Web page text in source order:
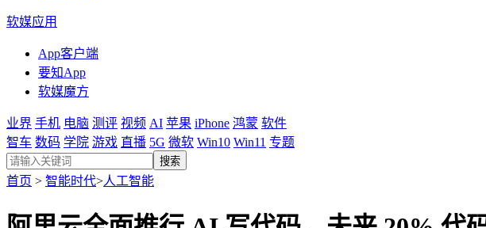
软媒应用
App客户端
要知App
软媒魔方
业界 手机 电脑 测评 视频 AI 苹果 iPhone 鸿蒙 软件
智车 数码 学院 游戏 直播 5G 微软 Win10 Win11 专题
搜索
首页 > 智能时代>人工智能